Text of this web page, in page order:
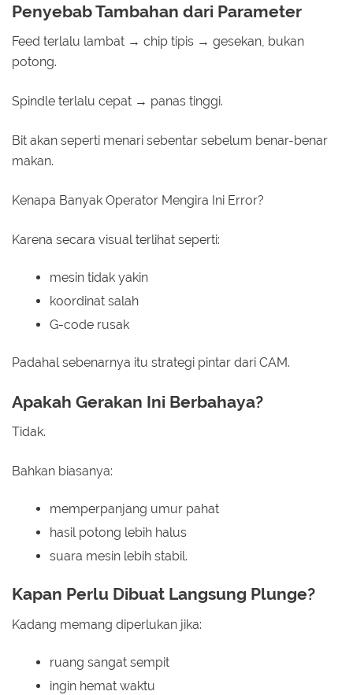
Penyebab Tambahan dari Parameter
Feed terlalu lambat → chip tipis → gesekan, bukan
potong.
Spindle terlalu cepat → panas tinggi.
Bit akan seperti menari sebentar sebelum benar-benar
makan.
Kenapa Banyak Operator Mengira Ini Error?
Karena secara visual terlihat seperti:
mesin tidak yakin
koordinat salah
G-code rusak
Padahal sebenarnya itu strategi pintar dari CAM.
Apakah Gerakan Ini Berbahaya?
Tidak.
Bahkan biasanya:
memperpanjang umur pahat
hasil potong lebih halus
suara mesin lebih stabil.
Kapan Perlu Dibuat Langsung Plunge?
Kadang memang diperlukan jika:
ruang sangat sempit
ingin hemat waktu